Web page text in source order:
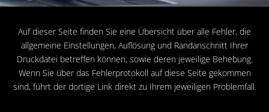
Auf dieser Seite finden Sie eine Übersicht über alle Fehler, die
allgemeine Einstellungen, Auflösung und Randanschnitt Ihrer
Druckdatei betreffen können, sowie deren jeweilige Behebung.
Wenn Sie über das Fehlerprotokoll auf diese Seite gekommen
sind, führt der dortige Link direkt zu Ihrem jeweiligen Problemfall.